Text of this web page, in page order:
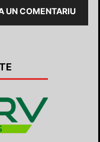
UN COMENTARIU